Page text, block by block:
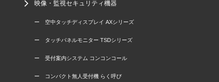
映像・監視セキュリティ機器
ー 空中タッチディスプレイ AXシリーズ
ー タッチパネルモニター TSDシリーズ
ー 受付案内システム コンコンコール
ー コンパクト無人受付機 らく呼び